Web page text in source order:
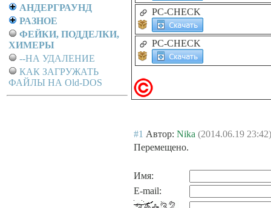
АНДЕРГРАУНД
РАЗНОЕ
ФЕЙКИ, ПОДДЕЛКИ,
ХИМЕРЫ
--НА УДАЛЕНИЕ
КАК ЗАГРУЖАТЬ
ФАЙЛЫ НА Old-DOS
PC-CHECK
PC-CHECK
#1 Автор: Nika (2014.06.19 23:42)
Перемещено.
Имя:
E-mail: